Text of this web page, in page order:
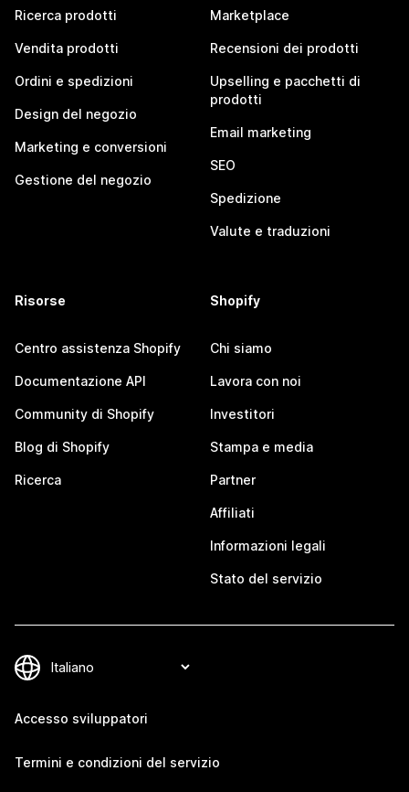
Ricerca prodotti
Vendita prodotti
Ordini e spedizioni
Design del negozio
Marketing e conversioni
Gestione del negozio
Marketplace
Recensioni dei prodotti
Upselling e pacchetti di
prodotti
Email marketing
SEO
Spedizione
Valute e traduzioni
Risorse
Centro assistenza Shopify
Documentazione API
Community di Shopify
Blog di Shopify
Ricerca
Shopify
Chi siamo
Lavora con noi
Investitori
Stampa e media
Partner
Affiliati
Informazioni legali
Stato del servizio
Accesso sviluppatori
Termini e condizioni del servizio